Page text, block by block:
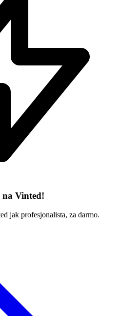
na Vinted!
jak profesjonalista, za darmo.